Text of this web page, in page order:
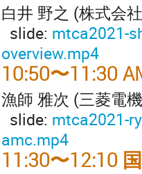
白井 野之 (株式会
slide: mtca2021-
overview.mp4
10:50〜11:30
漁師 雅次 (三菱電
slide: mtca2021-
amc.mp4
11:30〜12:10